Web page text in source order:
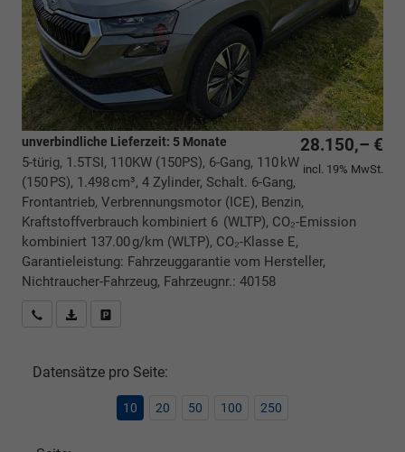
28.150,– €
incl. 19% MwSt.
unverbindliche Lieferzeit: 5 Monate
5-türig, 1.5TSI, 110KW (150PS), 6-Gang, 110 kW
(150 PS), 1.498 cm³, 4 Zylinder, Schalt. 6-Gang,
Frontantrieb, Verbrennungsmotor (ICE), Benzin,
Kraftstoffverbrauch kombiniert 6 (WLTP), CO₂-Emission
kombiniert 137.00 g/km (WLTP), CO₂-Klasse E,
Garantieleistung: Fahrzeuggarantie vom Hersteller,
Nichtraucher-Fahrzeug, Fahrzeugnr.: 40158
Rückrufbitte absenden
PDF-Datei, Fahrzeugexposé drucken
Datensätze pro Seite:
10 20 50 100 250